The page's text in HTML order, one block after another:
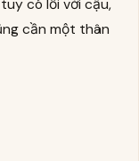
có lỗi với cậu,
cần một thân